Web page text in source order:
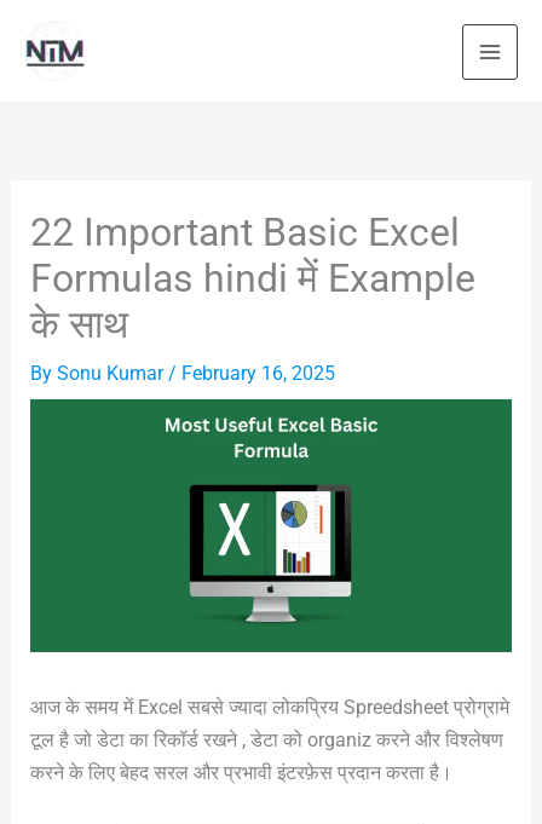
22 Important Basic Excel
Formulas hindi में Example
के साथ
By Sonu Kumar/ February 16, 2025
आज के समय में Excel सबसे ज्यादा लोकप्रिय Spreedsheet प्रोग्रामे
टूल है जो डेटा का रिकॉर्ड रखने , डेटा को organiz करने और विश्लेषण
करने के लिए बेहद सरल और प्रभावी इंटरफ़ेस प्रदान करता है।